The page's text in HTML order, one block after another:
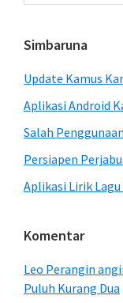
Simbaruna
Update Kamus
Aplikasi Android
Salah
Persiapen
Aplikasi Lirik
Komentar
Leo Perangin
Puluh Kurang Dua